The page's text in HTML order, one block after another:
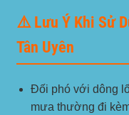
⚠️ Lưu Ý Khi Sử
Tân Uyên
Đối phó với dông
mưa thường đi